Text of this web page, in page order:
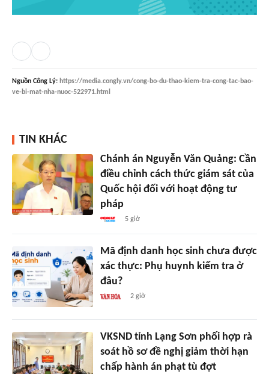
Nguồn Công Lý: https://media.congly.vn/cong-bo-du-thao-kiem-tra-cong-tac-bao-
ve-bi-mat-nha-nuoc-522971.html
TIN KHÁC
Chánh án Nguyễn Văn Quảng: Cần
điều chỉnh cách thức giám sát của
Quốc hội đối với hoạt động tư
pháp
5 giờ
Mã định danh học sinh chưa được
xác thực: Phụ huynh kiểm tra ở
đâu?
2 giờ
VKSND tỉnh Lạng Sơn phối hợp rà
soát hồ sơ đề nghị giảm thời hạn
chấp hành án phạt tù đợt